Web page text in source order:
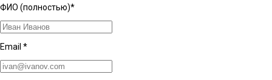
ФИО (полностью)*
Email *